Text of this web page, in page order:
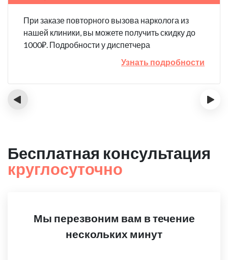
При заказе повторного вызова нарколога из
нашей клиники, вы можете получить скидку до
1000₽. Подробности у диспетчера
Узнать подробности
‹ ›
Бесплатная консультация
круглосуточно
Мы перезвоним вам в течение
нескольких минут